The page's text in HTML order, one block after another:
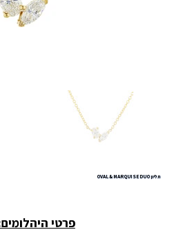
תליון OVAL & MARQUISE DUO
פרטי